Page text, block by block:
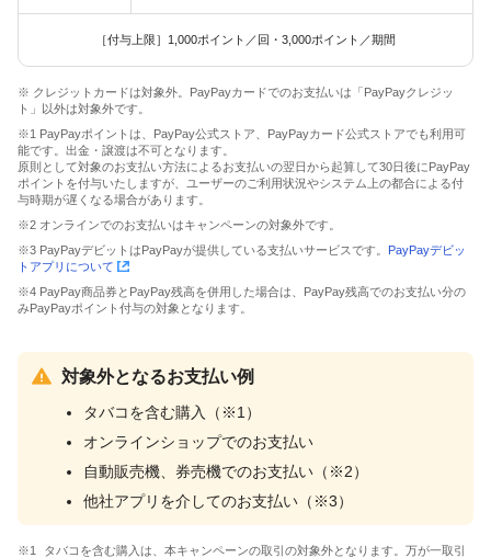
［付与上限］1,000ポイント／回・3,000ポイント／期間
※ クレジットカードは対象外。PayPayカードでのお支払いは「PayPayクレジッ
ト」以外は対象外です。
※1 PayPayポイントは、PayPay公式ストア、PayPayカード公式ストアでも利用可
能です。出金・譲渡は不可となります。
原則として対象のお支払い方法によるお支払いの翌日から起算して30日後にPayPay
ポイントを付与いたしますが、ユーザーのご利用状況やシステム上の都合による付
与時期が遅くなる場合があります。
※2 オンラインでのお支払いはキャンペーンの対象外です。
※3 PayPayデビットはPayPayが提供している支払いサービスです。 PayPayデビッ
トアプリについて
※4 PayPay商品券とPayPay残高を併用した場合は、PayPay残高でのお支払い分の
みPayPayポイント付与の対象となります。
対象外となるお支払い例
タバコを含む購入（※1）
オンラインショップでのお支払い
自動販売機、券売機でのお支払い（※2）
他社アプリを介してのお支払い（※3）
タバコを含む購入は、本キャンペーンの取引の対象外となります。万が一取引